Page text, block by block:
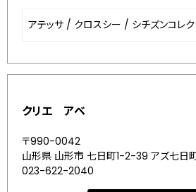
アテッサ / クロスシー / シチズンコレ
クリエ アベ
〒990-0042
山形県 山形市 七日町1-2-39 アズ七日
023-622-2040